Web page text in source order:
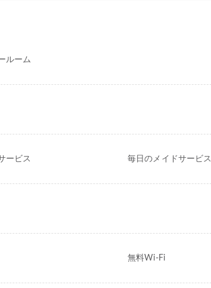
ルーム
ービス 毎日のメイドサービス
無料Wi-Fi